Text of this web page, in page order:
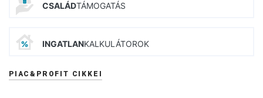
CSALÁDTÁMOGATÁS
INGATLANKALKULÁTOROK
PIAC&PROFIT CIKKEI